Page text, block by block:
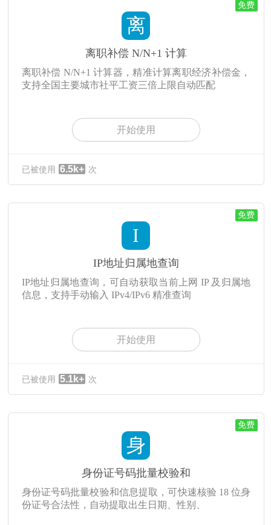
免费
离
离职补偿 N/N+1 计算
离职补偿 N/N+1 计算器，精准计算离职经济补偿金，
支持全国主要城市社平工资三倍上限自动匹配
开始使用
已被使用 6.5k+ 次
免费
I
IP地址归属地查询
IP地址归属地查询，可自动获取当前上网 IP 及归属地
信息，支持手动输入 IPv4/IPv6 精准查询
开始使用
已被使用 5.1k+ 次
免费
身
身份证号码批量校验和
身份证号码批量校验和信息提取，可快速核验 18 位身
份证号合法性，自动提取出生日期、性别、